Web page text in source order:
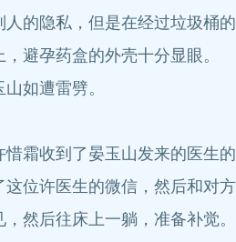
隐私，但是在经过垃圾桶的
孕药盒的外壳十分显眼。
如遭雷劈。
收到了晏玉山发来的医生的
许医生的微信，然后和对方
然后往床上一躺，准备补觉。